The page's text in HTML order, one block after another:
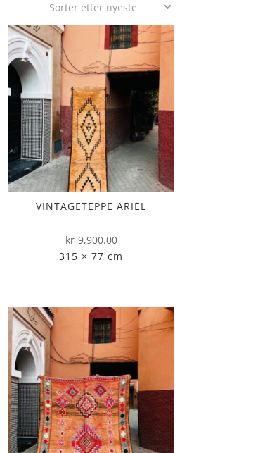
Sorter etter nyeste
VINTAGETEPPE ARIEL
kr 9,900.00
315 × 77 cm